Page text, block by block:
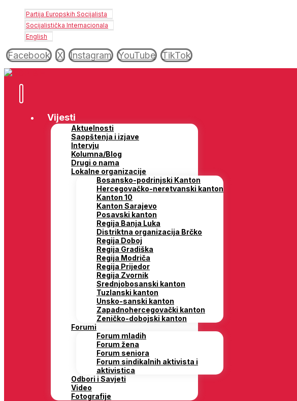
Partija Europskih Socijalista
Socijalistička Internacionala
English
Facebook X Instagram YouTube TikTok
Vijesti
Aktuelnosti
Saopštenja i izjave
Intervju
Kolumna/Blog
Drugi o nama
Lokalne organizacije
Bosansko-podrinjski Kanton
Hercegovačko-neretvanski kanton
Kanton 10
Kanton Sarajevo
Posavski kanton
Regija Banja Luka
Distriktna organizacija Brčko
Regija Doboj
Regija Gradiška
Regija Modriča
Regija Prijedor
Regija Zvornik
Srednjobosanski kanton
Tuzlanski kanton
Unsko-sanski kanton
Zapadnohercegovački kanton
Zeničko-dobojski kanton
Forumi
Forum mladih
Forum žena
Forum seniora
Forum sindikalnih aktivista i
aktivistica
Odbori i Savjeti
Video
Fotografije